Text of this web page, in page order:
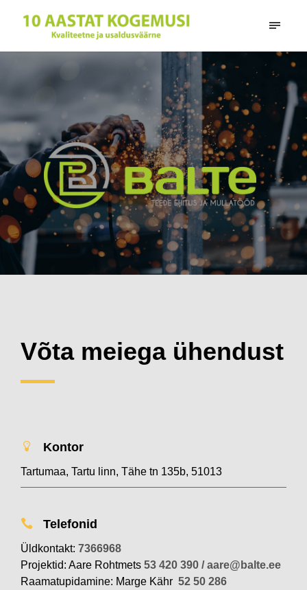
Võta meiega ühendust
Kontor
Tartumaa, Tartu linn, Tähe tn 135b, 51013
Telefonid
Üldkontakt: 7366968
Projektid: Aare Rohtmets 53 420 390 /aare@balte.ee
Raamatupidamine: Marge Kähr 52 50 286